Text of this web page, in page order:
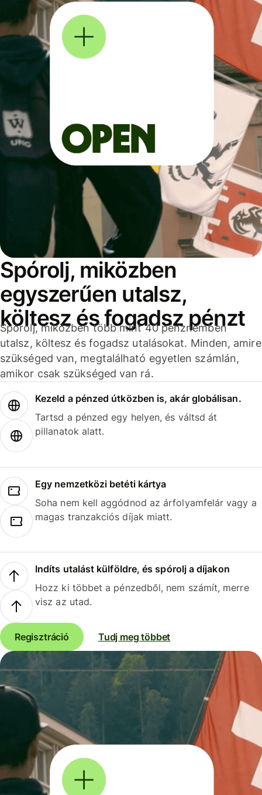
Spórolj, miközben
egyszerűen utalsz,
költesz és fogadsz pénzt
Spórolj, miközben több mint 40 pénznemben
utalsz, költesz és fogadsz utalásokat. Minden, amire
szükséged van, megtalálható egyetlen számlán,
amikor csak szükséged van rá.
Kezeld a pénzed útközben is, akár globálisan.
Tartsd a pénzed egy helyen, és váltsd át
pillanatok alatt.
Egy nemzetközi betéti kártya
Soha nem kell aggódnod az árfolyamfelár vagy a
magas tranzakciós díjak miatt.
Indíts utalást külföldre, és spórolj a díjakon
Hozz ki többet a pénzedből, nem számít, merre
visz az utad.
Regisztráció Tudj meg többet